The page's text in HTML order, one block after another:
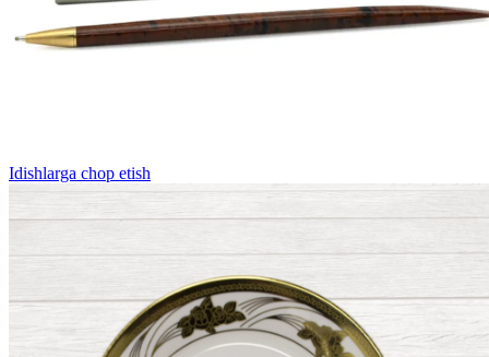
Idishlarga chop etish